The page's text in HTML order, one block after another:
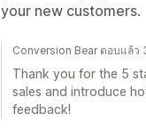
your new customers.
Conversion Bear ตอบแล้ว
Thank you for the 5
sales and introduce
feedback!